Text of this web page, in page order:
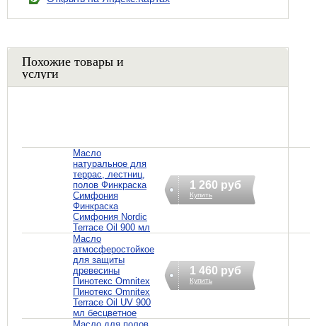
Похожие товары и
услуги
Масло
натуральное для
террас, лестниц,
полов Финкраска
Симфония
Финкраска
Симфония Nordic
Terrace Oil 900 мл
1 260 руб
Купить
Масло
атмосферостойкое
для защиты
древесины
Пинотекс Omnitex
Пинотекс Omnitex
Terrace Oil UV 900
мл бесцветное
1 460 руб
Купить
Масло для полов